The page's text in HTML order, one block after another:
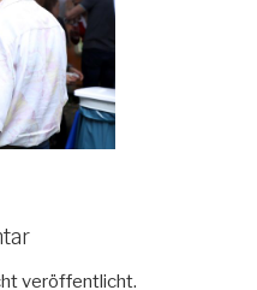
veröffentlicht.